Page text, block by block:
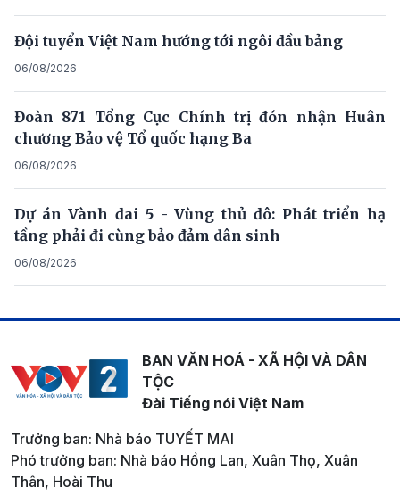
Đội tuyển Việt Nam hướng tới ngôi đầu bảng
06/08/2026
Đoàn 871 Tổng Cục Chính trị đón nhận Huân
chương Bảo vệ Tổ quốc hạng Ba
06/08/2026
Dự án Vành đai 5 - Vùng thủ đô: Phát triển hạ
tầng phải đi cùng bảo đảm dân sinh
06/08/2026
BAN VĂN HOÁ - XÃ HỘI VÀ DÂN
TỘC
Đài Tiếng nói Việt Nam
Trưởng ban: Nhà báo TUYẾT MAI
Phó trưởng ban: Nhà báo Hồng Lan, Xuân Thọ, Xuân
Thân, Hoài Thu